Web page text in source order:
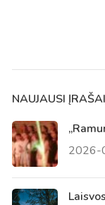
susirinkimai
durų dienos,
NAUJAUSI ĮRAŠAI
2026-